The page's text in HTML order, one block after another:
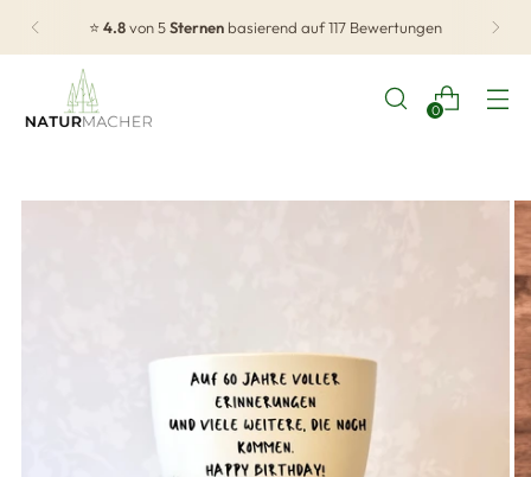
⭐ 4.8von 5Sternen basierend auf 117 Bewertungen
0